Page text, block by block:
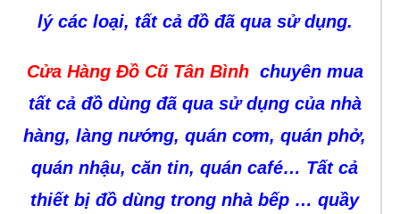
lý các loại, tất cả đồ đã qua sử dụng.
Cửa Hàng Đồ Cũ Tân Bình chuyên mua
tất cả đồ dùng đã qua sử dụng của nhà
hàng, làng nướng, quán cơm, quán phở,
quán nhậu, căn tin, quán café… Tất cả
thiết bị đồ dùng trong nhà bếp … quầy